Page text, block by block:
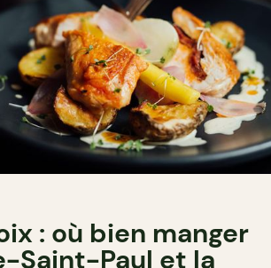
: où bien manger
Saint-Paul et la